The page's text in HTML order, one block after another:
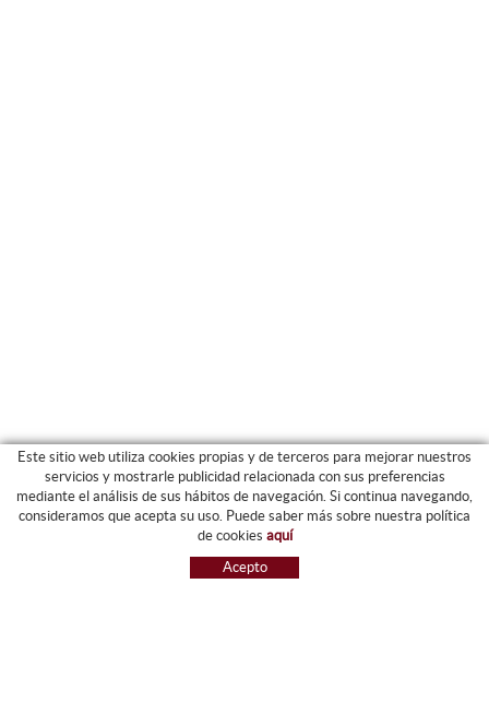
CATEGORIAS
MAQUINARIA
Este sitio web utiliza cookies propias y de terceros para mejorar nuestros
servicios y mostrarle publicidad relacionada con sus preferencias
mediante el análisis de sus hábitos de navegación. Si continua navegando,
consideramos que acepta su uso. Puede saber más sobre nuestra política
de cookies aquí
Acepto